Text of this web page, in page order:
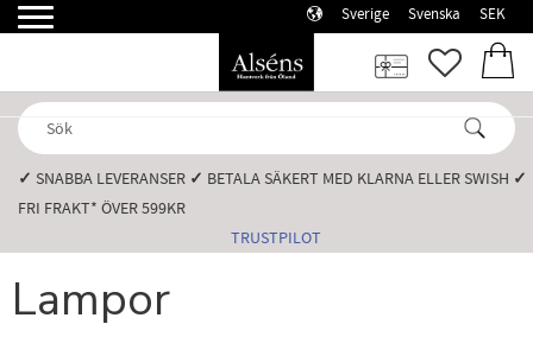
Sverige Svenska SEK
✓ SNABBA LEVERANSER️ ✓ BETALA SÄKERT MED KLARNA ELLER SWISH️ ✓
FRI FRAKT* ÖVER 599KR️
TRUSTPILOT
Lampor